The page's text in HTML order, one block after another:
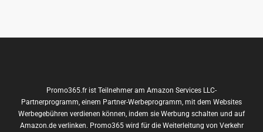
Promo365.fr ist Teilnehmer am Amazon Services LLC-
Partnerprogramm, einem Partner-Werbeprogramm, mit dem Websites
Werbegebühren verdienen können, indem sie Werbung schalten und auf
Amazon.de verlinken. Promo365 wird für die Weiterleitung von Verkehr